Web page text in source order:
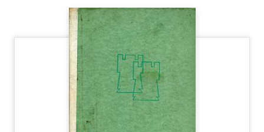
Hobbi, szabadidő
Szótár, nyelvkönyv